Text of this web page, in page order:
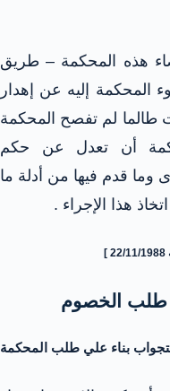
هذه المحكمة – طريق
المحكمة إليه عن إهدار
طالما لم تفصح المحكمة
أن تعدل عن حكم
وما قدم فيها من أدلة ما
هذا الإجراء .
طلب الخصوم
بناء علي طلب المحكمة